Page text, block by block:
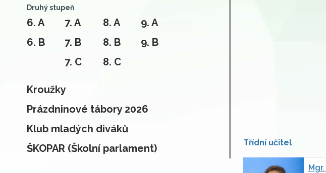
Druhý stupeň
6. A
6. B
7. A
7. B
7. C
8. A
8. B
8. C
9. A
9. B
Kroužky
Prázdninové tábory 2026
Klub mladých diváků
ŠKOPAR (Školní parlament)
Třídní učitel
Mgr.